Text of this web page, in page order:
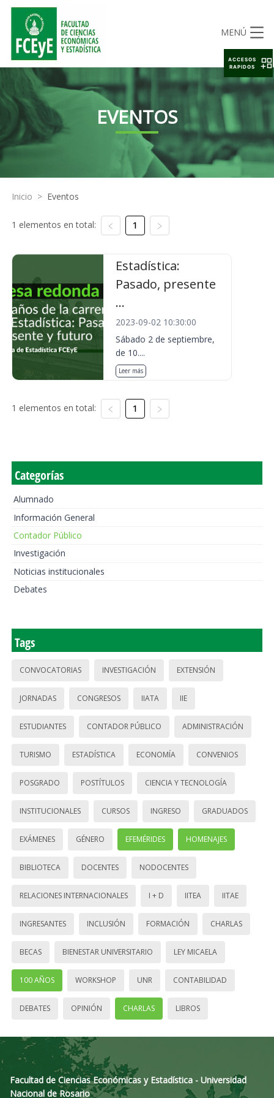
MENÚ
EVENTOS
Inicio > Eventos
1 elementos en total: 1
Estadística:
Pasado, presente
...
2023-09-02 10:30:00
Sábado 2 de septiembre,
de 10....
Leer más
1 elementos en total: 1
Categorías
Alumnado
Información General
Contador Público
Investigación
Noticias institucionales
Debates
Tags
CONVOCATORIAS INVESTIGACIÓN EXTENSIÓN
JORNADAS CONGRESOS IIATA IIE
ESTUDIANTES CONTADOR PÚBLICO ADMINISTRACIÓN
TURISMO ESTADÍSTICA ECONOMÍA CONVENIOS
POSGRADO POSTÍTULOS CIENCIA Y TECNOLOGÍA
INSTITUCIONALES CURSOS INGRESO GRADUADOS
EXÁMENES GÉNERO EFEMÉRIDES HOMENAJES
BIBLIOTECA DOCENTES NODOCENTES
RELACIONES INTERNACIONALES I + D IITEA IITAE
INGRESANTES INCLUSIÓN FORMACIÓN CHARLAS
BECAS BIENESTAR UNIVERSITARIO LEY MICAELA
100 AÑOS WORKSHOP UNR CONTABILIDAD
DEBATES OPINIÓN CHARLAS LIBROS
Facultad de Ciencias Económicas y Estadística - Universidad
Nacional de Rosario
ACCESOS
RAPIDOS